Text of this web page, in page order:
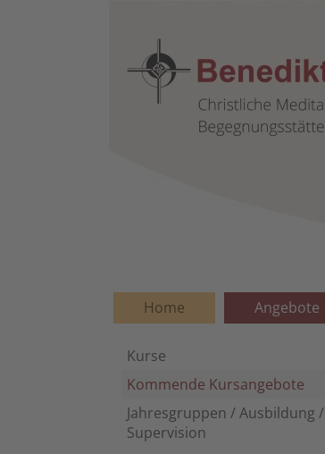
Home Angebote
Kurse
Kommende Kursangebote
Jahresgruppen / Ausbildung /
Supervision